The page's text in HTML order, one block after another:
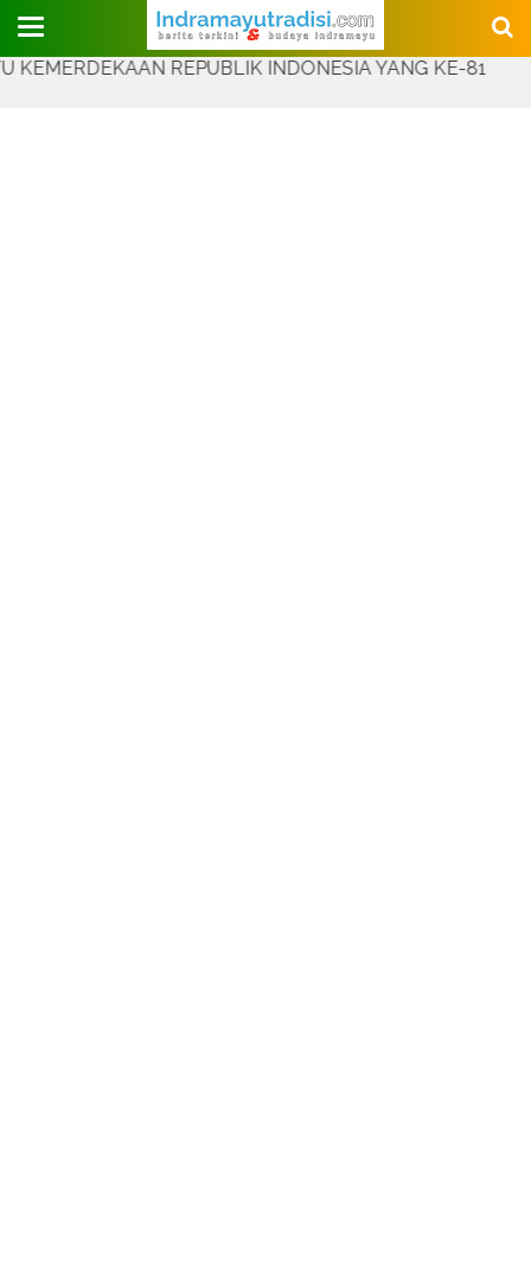
Judul Website
REPUBLIK INDONESIA YANG KE-81